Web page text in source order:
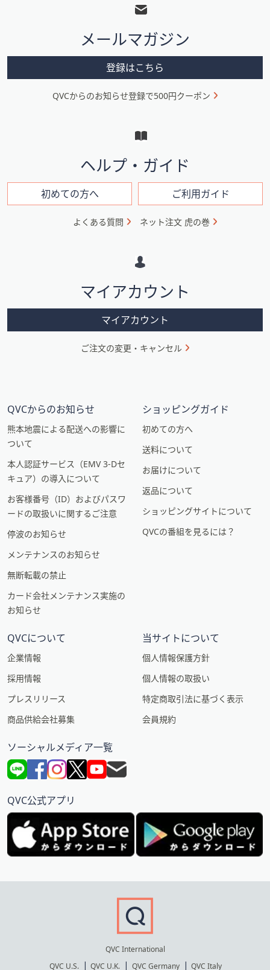
メ
ニ
ン
ン
メールマガジン
登録はこちら
QVCからのお知らせ登録で500円クーポン
ヘルプ・ガイド
初めての方へ ご利用ガイド
よくある質問 ネット注文 虎の巻
マイアカウント
マイアカウント
ご注文の変更・キャンセル
QVCからのお知らせ
熊本地震による配送への影響に
ついて
本人認証サービス（EMV 3-Dセ
キュア）の導入について
お客様番号（ID）およびパスワ
ードの取扱いに関するご注意
停波のお知らせ
メンテナンスのお知らせ
無断転載の禁止
カード会社メンテナンス実施の
お知らせ
ショッピングガイド
初めての方へ
送料について
お届けについて
返品について
ショッピングサイトについて
QVCの番組を見るには？
QVCについて
企業情報
採用情報
プレスリリース
商品供給会社募集
当サイトについて
個人情報保護方針
個人情報の取扱い
特定商取引法に基づく表示
会員規約
ソーシャルメディア一覧
QVC公式アプリ
QVC International
QVC U.S.
QVC U.K. QVC Germany QVC Italy